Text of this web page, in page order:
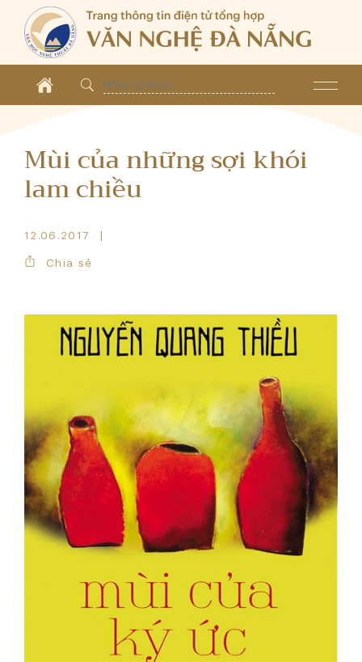
Mùi của những sợi khói
lam chiều
12.06.2017
Chia sẻ